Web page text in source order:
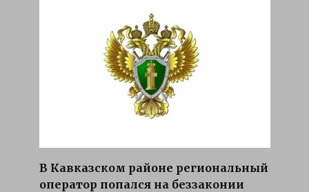
В Кавказском районе региональный
оператор попался на беззаконии